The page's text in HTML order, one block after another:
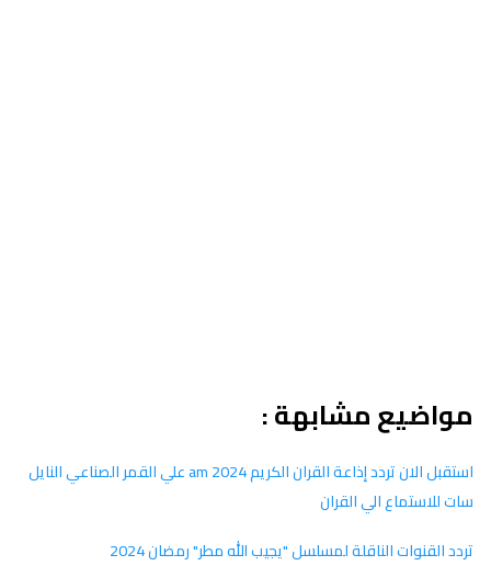
مواضيع مشابهة :
استقبل الان تردد إذاعة القران الكريم am 2024 علي القمر الصناعي النايل
سات للاستماع الي القران
تردد القنوات الناقلة لمسلسل "يجيب الله مطر" رمضان 2024